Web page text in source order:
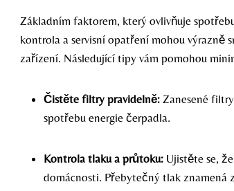
Základním faktorem, který ovlivňuje
kontrola a servisní opatření mohou
zařízení. Následující tipy vám pomohou
Čistěte filtry pravidelně: Zanesené
spotřebu energie čerpadla.
Kontrola tlaku a průtoku: Ujistěte se,
domácnosti. Přebytečný tlak znamená